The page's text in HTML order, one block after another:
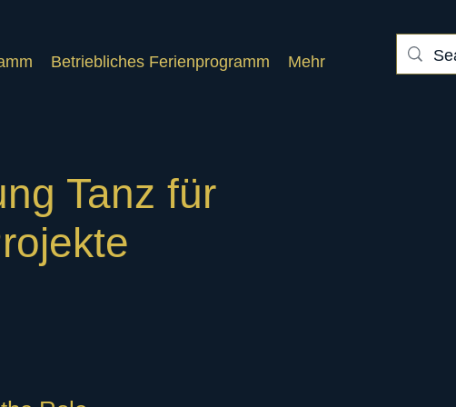
Betriebliches Ferienprogramm Mehr
Tanz für